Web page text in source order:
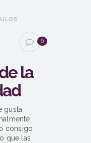
6
la
gusta
consigo
que las